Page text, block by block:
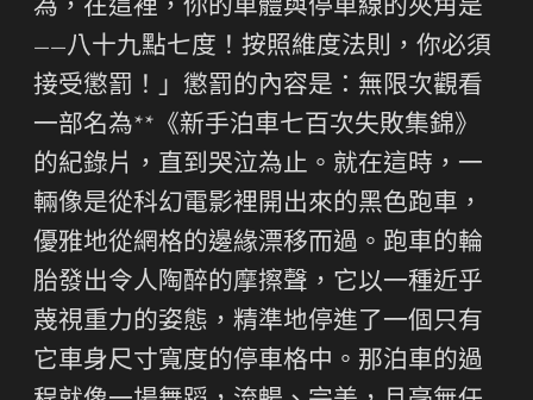
為，在這裡，你的車體與停車線的夾角是
——八十九點七度！按照維度法則，你必須
接受懲罰！」懲罰的內容是：無限次觀看
一部名為**《新手泊車七百次失敗集錦》
的紀錄片，直到哭泣為止。就在這時，一
輛像是從科幻電影裡開出來的黑色跑車，
優雅地從網格的邊緣漂移而過。跑車的輪
胎發出令人陶醉的摩擦聲，它以一種近乎
蔑視重力的姿態，精準地停進了一個只有
它車身尺寸寬度的停車格中。那泊車的過